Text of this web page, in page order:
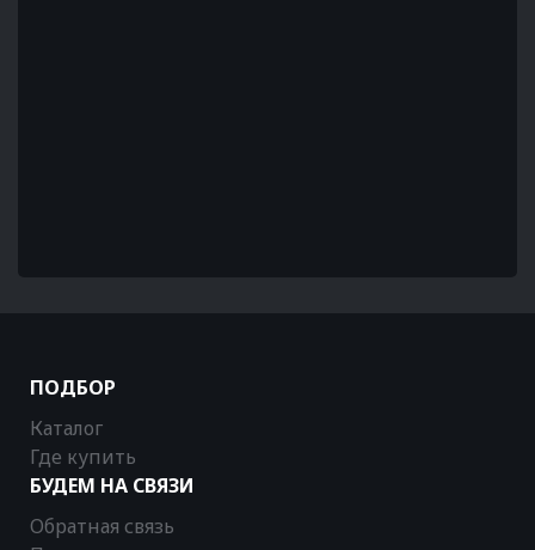
ПОДБОР
Каталог
Где купить
БУДЕМ НА СВЯЗИ
Обратная связь